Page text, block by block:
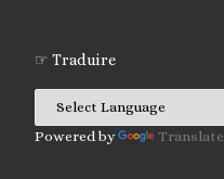
☞ Traduire
Powered by Translate